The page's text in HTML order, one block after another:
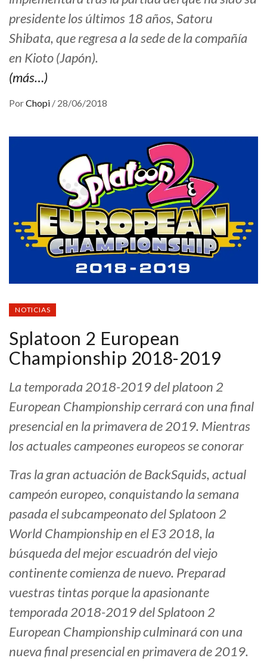
presidente los últimos 18 años, Satoru
Shibata, que regresa a la sede de la compañía
en Kioto (Japón).
(más…)
PorChopi / 28/06/2018
NOTICIAS
Splatoon 2 European
Championship 2018-2019
La temporada 2018-2019 del platoon 2
European Championship cerrará con una final
presencial en la primavera de 2019. Mientras
los actuales campeones europeos se conorar
Tras la gran actuación de BackSquids, actual
campeón europeo, conquistando la semana
pasada el subcampeonato del Splatoon 2
World Championship en el E3 2018, la
búsqueda del mejor escuadrón del viejo
continente comienza de nuevo. Preparad
vuestras tintas porque la apasionante
temporada 2018-2019 del Splatoon 2
European Championship culminará con una
nueva final presencial en primavera de 2019.